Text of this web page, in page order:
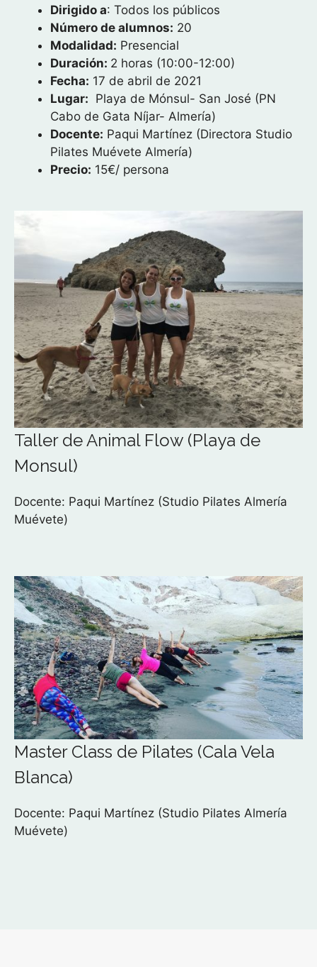
Dirigido a: Todos los públicos
Número de alumnos: 20
Modalidad: Presencial
Duración: 2 horas (10:00-12:00)
Fecha: 17 de abril de 2021
Lugar: Playa de Mónsul- San José (PN
Cabo de Gata Níjar- Almería)
Docente: Paqui Martínez (Directora Studio
Pilates Muévete Almería)
Precio: 15€/ persona
Taller de Animal Flow (Playa de
Monsul)
Docente: Paqui Martínez (Studio Pilates Almería
Muévete)
Master Class de Pilates (Cala Vela
Blanca)
Docente: Paqui Martínez (Studio Pilates Almería
Muévete)